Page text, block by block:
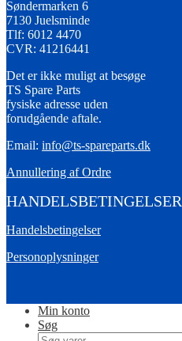
Søndermarken 6
7130 Juelsminde
Tlf: 6012 4470
CVR: 41216441
Det er ikke muligt at besøge
TS Spare Parts
fysiske adresse uden
forudgående aftale.
Email: info@ts-spareparts.dk
Annullering af Ordre
HANDELSBETINGELSER
Handelsbetingelser
Personoplysninger
Min konto
Søg
Søg